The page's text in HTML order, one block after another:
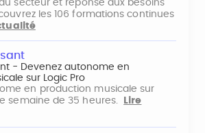
secteur et réponse aux besoins
les 106 formations continues
- Devenez autonome en
sur Logic Pro
en production musicale sur
semaine de 35 heures.
Lire